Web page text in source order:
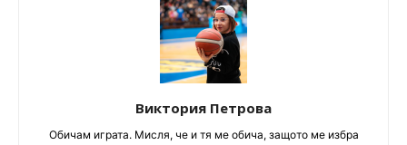
Виктория Петрова
Обичам играта. Мисля, че и тя ме обича, защото ме избра